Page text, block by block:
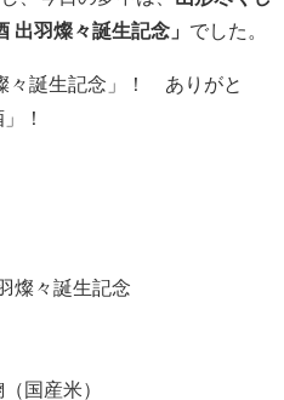
出羽燦々誕生記念」 でした。
々誕生記念」！ ありがと
！
燦々誕生記念
国産米）